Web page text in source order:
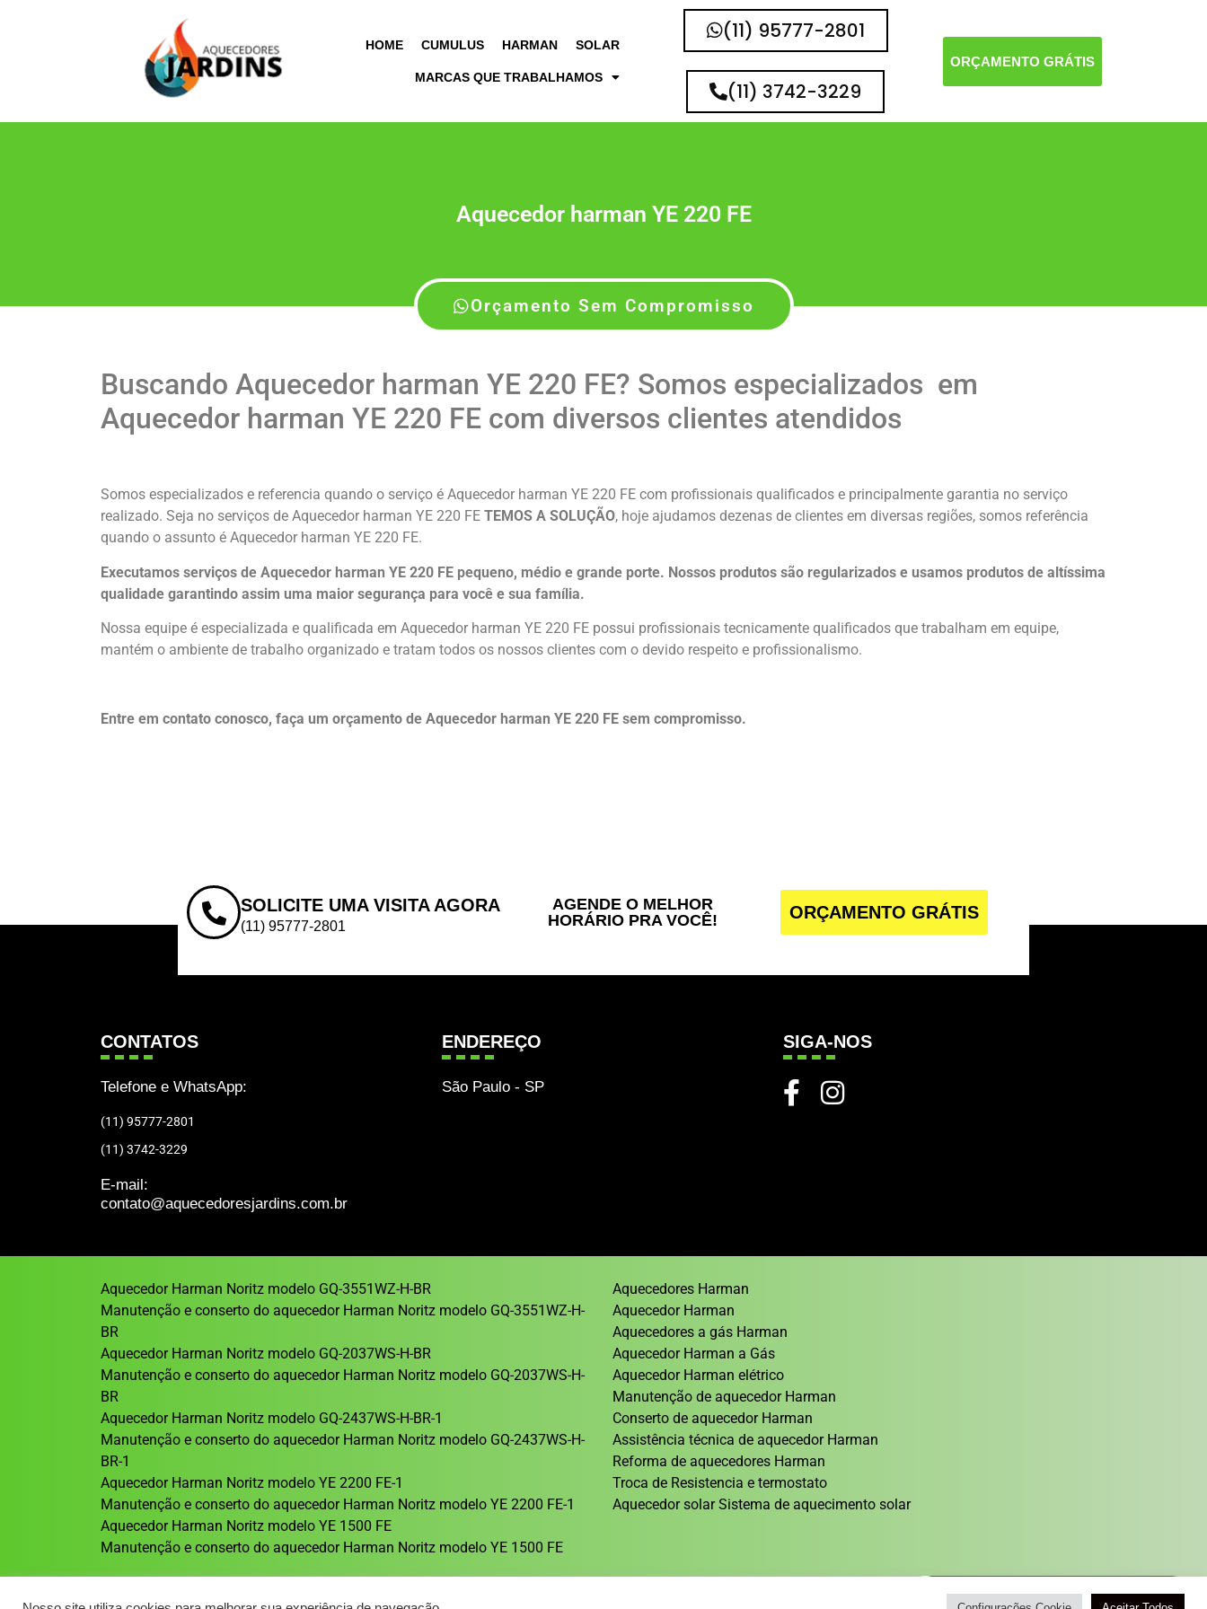
HOME CUMULUS HARMAN SOLAR
MARCAS QUE TRABALHAMOS
(11) 95777-2801
(11) 3742-3229
ORÇAMENTO GRÁTIS
Aquecedor harman YE 220 FE
Orçamento Sem Compromisso
Buscando Aquecedor harman YE 220 FE? Somos especializados em
Aquecedor harman YE 220 FE com diversos clientes atendidos
Somos especializados e referencia quando o serviço é Aquecedor harman YE 220 FE com profissionais qualificados e principalmente garantia no serviço
realizado. Seja no serviços de Aquecedor harman YE 220 FE TEMOS A SOLUÇÃO, hoje ajudamos dezenas de clientes em diversas regiões, somos referência
quando o assunto é Aquecedor harman YE 220 FE.
Executamos serviços de Aquecedor harman YE 220 FE pequeno, médio e grande porte. Nossos produtos são regularizados e usamos produtos de altíssima
qualidade garantindo assim uma maior segurança para você e sua família.
Nossa equipe é especializada e qualificada em Aquecedor harman YE 220 FE possui profissionais tecnicamente qualificados que trabalham em equipe,
mantém o ambiente de trabalho organizado e tratam todos os nossos clientes com o devido respeito e profissionalismo.
Entre em contato conosco, faça um orçamento de Aquecedor harman YE 220 FE sem compromisso.
SOLICITE UMA VISITA AGORA
(11) 95777-2801
AGENDE O MELHOR
HORÁRIO PRA VOCÊ!
ORÇAMENTO GRÁTIS
CONTATOS
Telefone e WhatsApp:
(11) 95777-2801
(11) 3742-3229
E-mail:
contato@aquecedoresjardins.com.br
ENDEREÇO
São Paulo - SP
SIGA-NOS
Aquecedor Harman Noritz modelo GQ-3551WZ-H-BR
Manutenção e conserto do aquecedor Harman Noritz modelo GQ-3551WZ-H-
BR
Aquecedor Harman Noritz modelo GQ-2037WS-H-BR
Manutenção e conserto do aquecedor Harman Noritz modelo GQ-2037WS-H-
BR
Aquecedor Harman Noritz modelo GQ-2437WS-H-BR-1
Manutenção e conserto do aquecedor Harman Noritz modelo GQ-2437WS-H-
BR-1
Aquecedor Harman Noritz modelo YE 2200 FE-1
Manutenção e conserto do aquecedor Harman Noritz modelo YE 2200 FE-1
Aquecedor Harman Noritz modelo YE 1500 FE
Manutenção e conserto do aquecedor Harman Noritz modelo YE 1500 FE
Aquecedores Harman
Aquecedor Harman
Aquecedores a gás Harman
Aquecedor Harman a Gás
Aquecedor Harman elétrico
Manutenção de aquecedor Harman
Conserto de aquecedor Harman
Assistência técnica de aquecedor Harman
Reforma de aquecedores Harman
Troca de Resistencia e termostato
Aquecedor solar Sistema de aquecimento solar
Atendimento / Orçamento Via WhatsApp